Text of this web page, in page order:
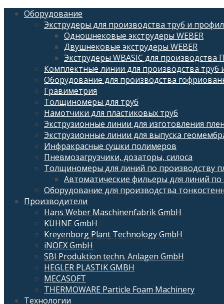
Оборудование
Экструдеры для производства труб и
Одношнековые экструдеры WEBER
Двушнековые экструдеры WEBER
Экструдеры WBASIC для
Комплектные линии для производства труб
Оборудование для производства
Гравиметрия
Толщиномеры для труб
Намотчики для пластиковых труб
Экструзионные линии для изготовления
Экструзионные линии для выпуска
Инфракрасные сушки полимеров
Пневмозагрузчики, дозаторы, силоса
Толщиномеры для линий по производству
Автоматические фильеры для линий по
Оборудование для производства
Производители
Hans Weber Maschinenfabrik GmbH
KUHNE GmbH
Kreyenborg Plant Technology GmbH
iNOEX GmbH
SBI Produktion techn. Anlagen GmbH
HEGLER PLASTIK GMBH
MECASOFT
THERMOWARE Particle Foam Machinery
Технологии